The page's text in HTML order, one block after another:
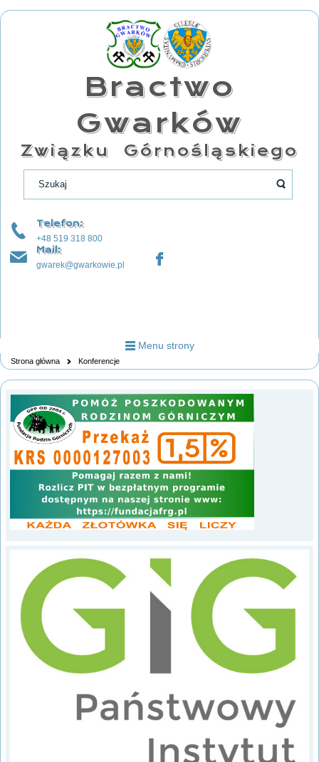
Bractwo
Gwarków
Związku Górnośląskiego
Telefon:
+48 519 318 800
Mail:
gwarek@gwarkowie.pl
Menu strony
Strona główna Konferencje